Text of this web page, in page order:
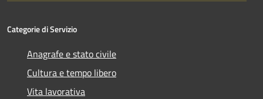
Categorie di Servizio
Anagrafe e stato civile
Cultura e tempo libero
Vita lavorativa